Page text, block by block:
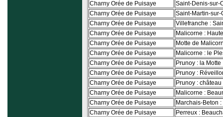
Charny Orée de Puisaye
Saint-Denis-sur-
Charny Orée de Puisaye
Saint-Martin-sur-
Charny Orée de Puisaye
Villefranche :
Charny Orée de Puisaye
Malicorne :
Charny Orée de Puisaye
Motte de
Charny Orée de Puisaye
Malicorne : le
Charny Orée de Puisaye
Prunoy : la Motte
Charny Orée de Puisaye
Prunoy :
Charny Orée de Puisaye
Prunoy :
Charny Orée de Puisaye
Malicorne :
Charny Orée de Puisaye
Marchais-Beton
Charny Orée de Puisaye
Perreux :